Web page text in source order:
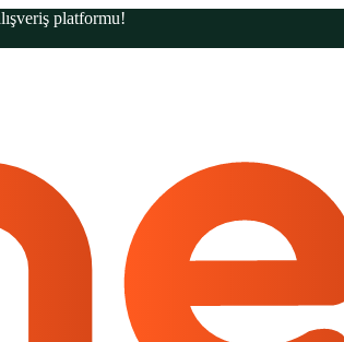
platformu!